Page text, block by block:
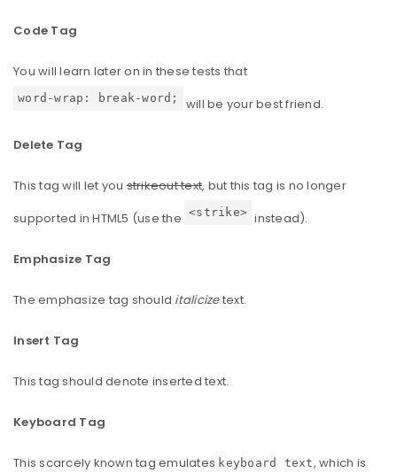
Code Tag
You will learn later on in these tests that
word-wrap: break-word; will be your best friend.
Delete Tag
This tag will let youstrikeout text, but this tag is no longer
supported in HTML5 (use the <strike> instead).
Emphasize Tag
The emphasize tag should italicizetext.
Insert Tag
This tag should denote inserted text.
Keyboard Tag
This scarcely known tag emulates keyboard text, which is